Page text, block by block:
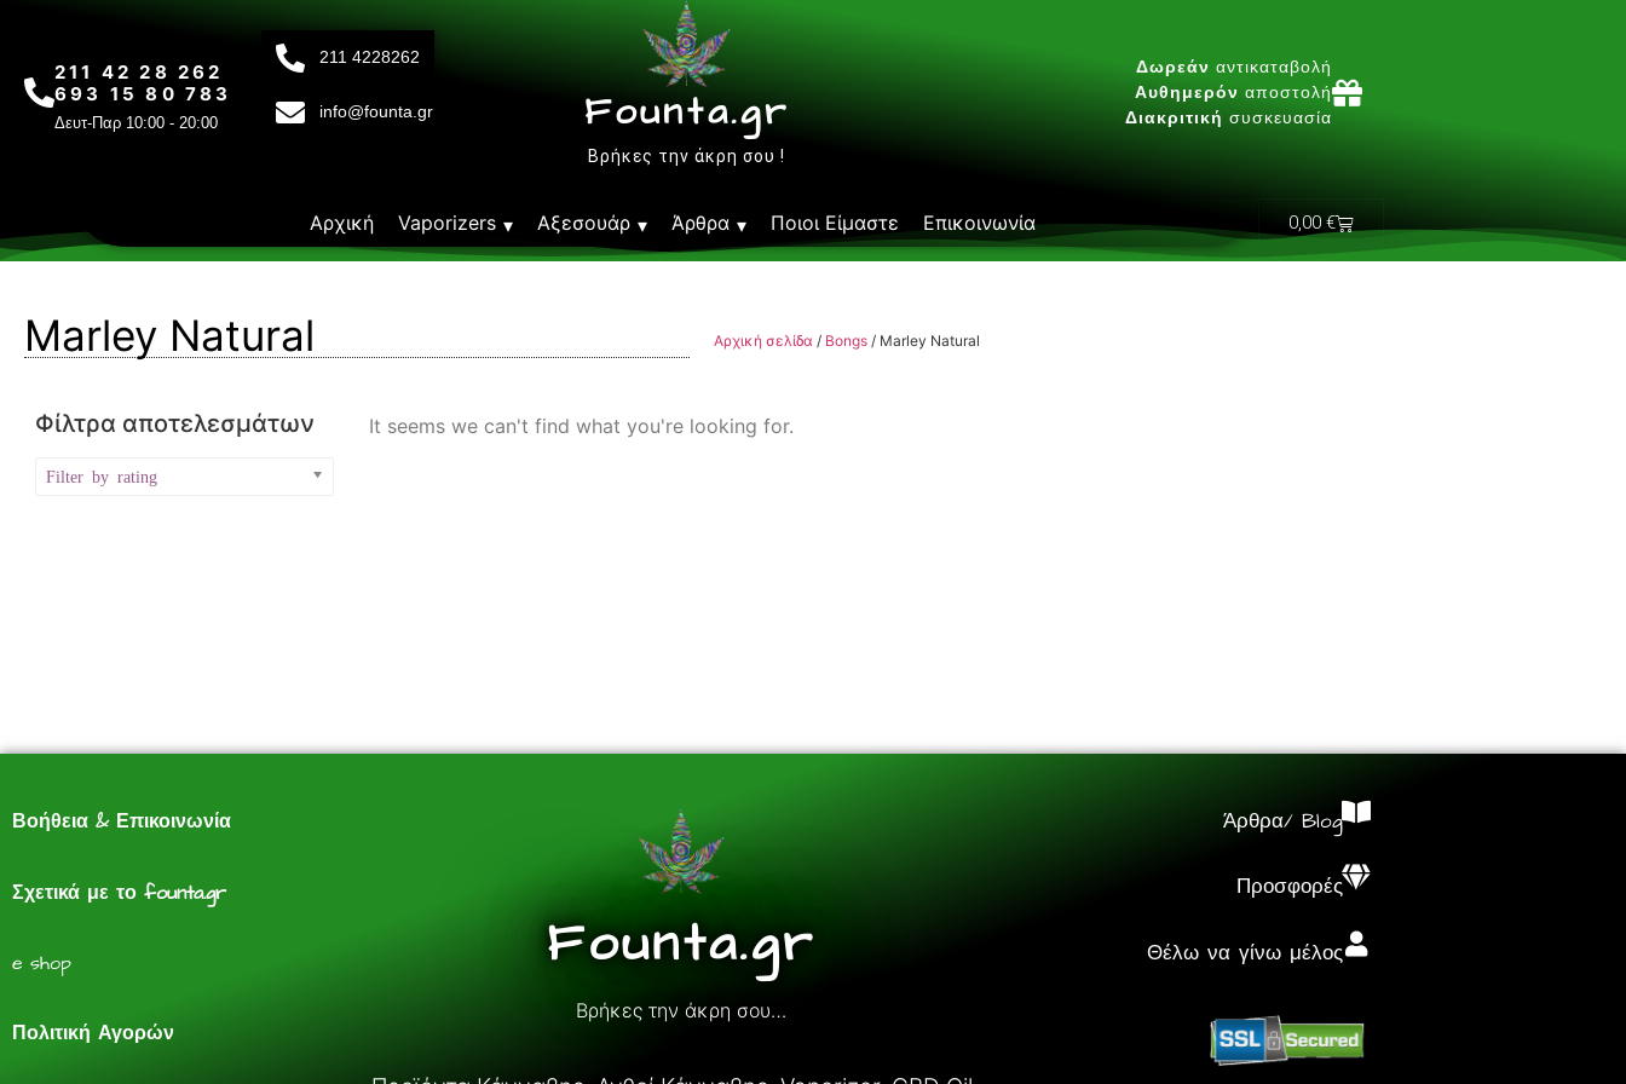
211 42 28 262
693 15 80 783
Δευτ-Παρ 10:00 - 20:00 Founta.gr
Βρήκες την άκρη σου !
Δωρεάναντικαταβολή
Αυθημερόναποστολή
Διακριτικήσυσκευασία
Αρχική Vaporizers Αξεσουάρ Άρθρα Ποιοι Είμαστε Επικοινωνία 0,00€
Marley Natural Αρχική σελίδα / Bongs / Marley Natural
Φίλτρα αποτελεσμάτων
Filter by rating
It seems we can't find what you're looking for.
Βοήθεια & Επικοινωνία
Σχετικά με το founta.gr
e shop
Πολιτική Αγορών
Founta.gr
Βρήκες την άκρη σου…
Άρθρα/ Blog
Προσφορές
Θέλω να γίνω μέλος
211 4228262
info@founta.gr